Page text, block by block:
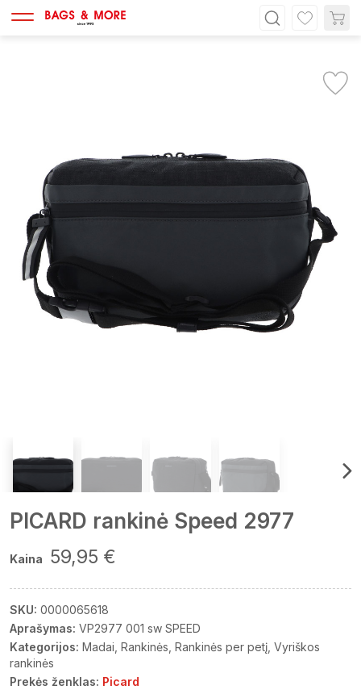
PICARD rankinė Speed 2977
Kaina 59,95 €
SKU: 0000065618
Aprašymas: VP2977 001 sw SPEED
Kategorijos: Madai Rankinės Rankinės per petį Vyriškos
rankinės
Prekės ženklas: Picard